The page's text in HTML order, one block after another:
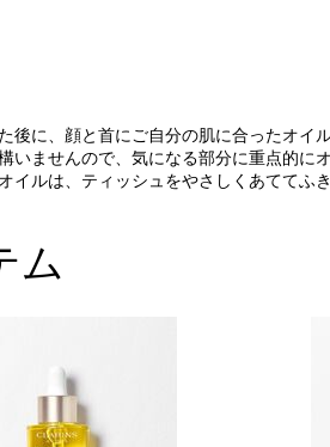
後に、顔と首にご自分の肌に合ったオイ
いませんので、気になる部分に重点的に
ルは、ティッシュをやさしくあててふき
ム